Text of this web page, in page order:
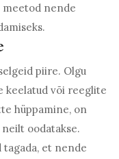
meetod nende
piire. Olgu
keelatud või reeglite
hüppamine, on
oodatakse.
et nende